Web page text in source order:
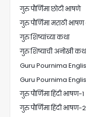
गुरु पौर्णिमा छोटी भाषणे
गुरु पौर्णिमा मराठी
गुरु शिष्यांच्या कथा
गुरु शिष्याची अनोखी
Guru Pournima
Guru Pournima
गुरु पौर्णिमा हिंदी भाषण-1
गुरु पौर्णिमा हिंदी भाषण-2